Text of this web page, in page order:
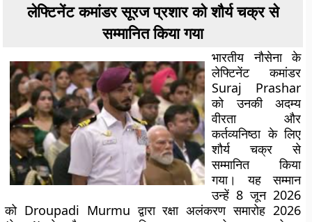
लेफ्टिनेंट कमांडर सूरज प्रशार को शौर्य चक्र से
सम्मानित किया गया
भारतीय नौसेना के
लेफ्टिनेंट कमांडर
Suraj Prashar
को उनकी अदम्य
वीरता और
कर्तव्यनिष्ठा के लिए
शौर्य चक्र से
सम्मानित किया
गया। यह सम्मान
उन्हें 8 जून 2026
को Droupadi Murmu द्वारा रक्षा अलंकरण समारोह 2026